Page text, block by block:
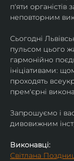
п'яти органістів
неповторним
​Сьогодні
пульсом цього
гармонійно
ініціативами:
проходять
прем'єрні
​Запрошуємо і
дивовижним
Виконавці:
Світлана